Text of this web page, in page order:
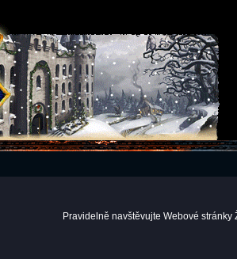
Pravidelně navštěvujte Webové stránky